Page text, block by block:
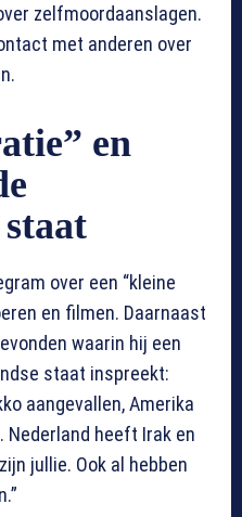
zelfmoordaanslagen.
met anderen over
en
over een “kleine
en filmen. Daarnaast
waarin hij een
staat inspreekt:
aangevallen, Amerika
Nederland heeft Irak en
jullie. Ook al hebben